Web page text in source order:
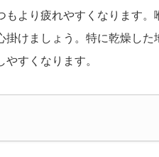
より疲れやすくなります。
掛けましょう。特に乾燥し
すくなります。